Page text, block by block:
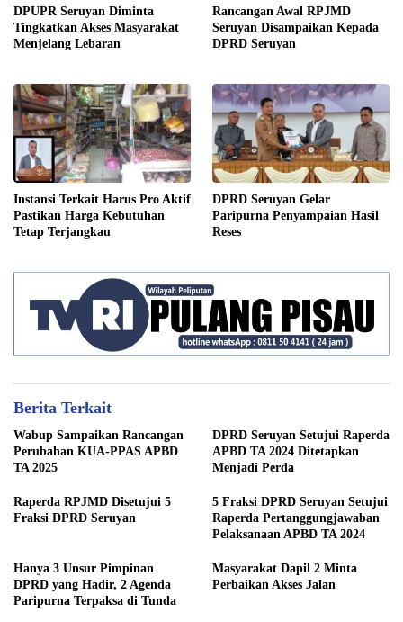
DPUPR Seruyan Diminta
Tingkatkan Akses Masyarakat
Menjelang Lebaran
Rancangan Awal RPJMD
Seruyan Disampaikan Kepada
DPRD Seruyan
Instansi Terkait Harus Pro Aktif
Pastikan Harga Kebutuhan
Tetap Terjangkau
DPRD Seruyan Gelar
Paripurna Penyampaian Hasil
Reses
Berita Terkait
Wabup Sampaikan Rancangan
Perubahan KUA-PPAS APBD
TA 2025
DPRD Seruyan Setujui Raperda
APBD TA 2024 Ditetapkan
Menjadi Perda
Raperda RPJMD Disetujui 5
Fraksi DPRD Seruyan
5 Fraksi DPRD Seruyan Setujui
Raperda Pertanggungjawaban
Pelaksanaan APBD TA 2024
Hanya 3 Unsur Pimpinan
DPRD yang Hadir, 2 Agenda
Paripurna Terpaksa di Tunda
Masyarakat Dapil 2 Minta
Perbaikan Akses Jalan